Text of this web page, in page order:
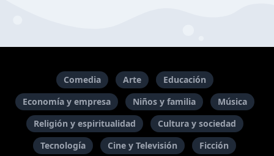
Comedia Arte
Educación
Economía y empresa
Niños y familia
Música
Religión y espiritualidad
Cultura y sociedad
Tecnología
Cine y Televisión Ficción